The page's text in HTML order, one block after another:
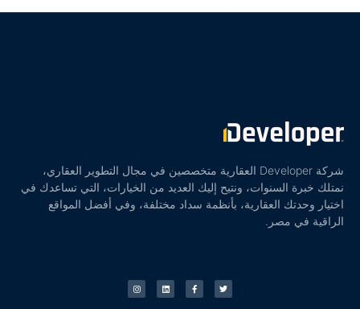
شركة Developer العقارية متخصصين في مجال التطوير العقاري،
نمتلك خبرة السنوات، ونتيح إليك العديد من الخيارات، التي تساعدك في
اختيار وحدتك العقارية، بأنظمة سداد مختلفة، وفي أفضل المواقع
الراقية في مصر.